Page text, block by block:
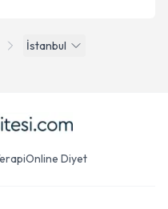
İstanbul
Online Diyet